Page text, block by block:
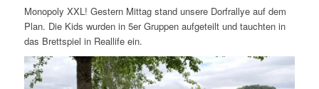
Monopoly XXL! Gestern Mittag stand unsere Dorfrallye auf dem
Plan. Die Kids wurden in 5er Gruppen aufgeteilt und tauchten in
das Brettspiel in Reallife ein.